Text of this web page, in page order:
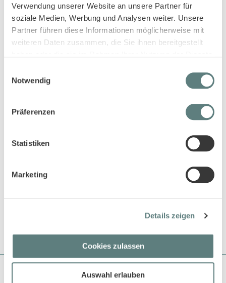
Verwendung unserer Website an unsere Partner für
soziale Medien, Werbung und Analysen weiter. Unsere
Partner führen diese Informationen möglicherweise mit
weiteren Daten zusammen, die Sie ihnen bereitgestellt
Notwendig
Präferenzen
Statistiken
Marketing
Details zeigen
Cookies zulassen
Auswahl erlauben
Diese Artikel könnten dir auch gefallen!
Shirt mit 3/4 Ärmeln für
9,45 €
Über Sense Organics